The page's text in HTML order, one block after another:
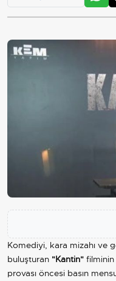
Komediyi, kara mizahı ve
buluşturan "Kantin"
provası öncesi basın